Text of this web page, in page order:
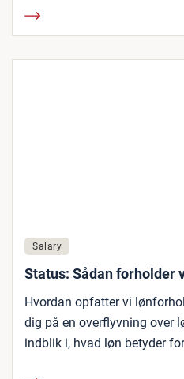
Salary
Status: Sådan forholder
Hvordan opfatter vi
dig på en overflyvning over
indblik i, hvad løn betyder